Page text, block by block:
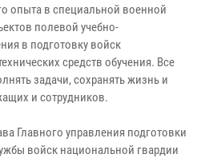
опыта в специальной военной
полевой учебно-
в подготовку войск
средств обучения. Все
задачи, сохранять жизнь и
и сотрудников.
Главного управления подготовки
войск национальной гвардии